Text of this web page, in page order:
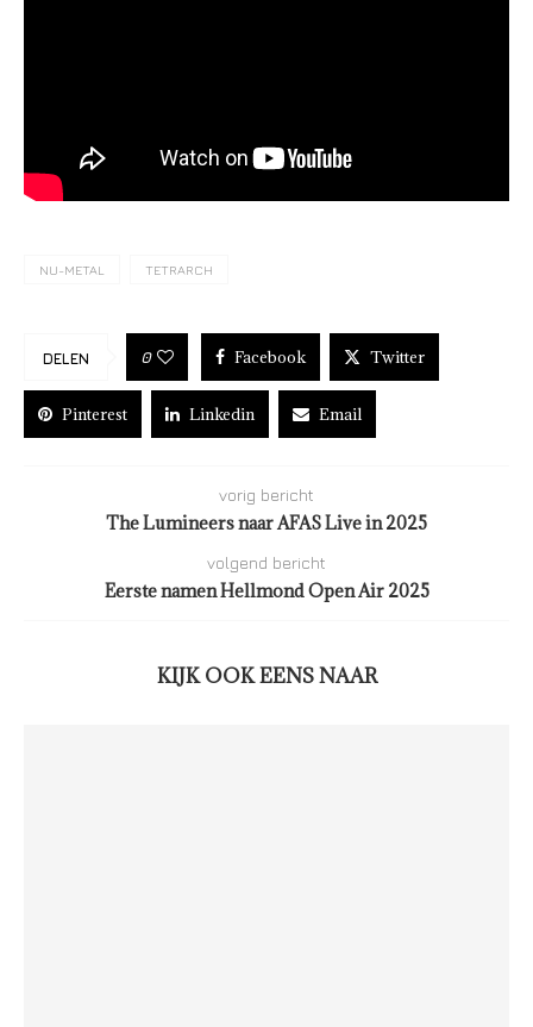
NU-METAL TETRARCH
DELEN 0 Facebook Twitter
Pinterest Linkedin Email
vorig bericht
The Lumineers naar AFAS Live in 2025
volgend bericht
Eerste namen Hellmond Open Air 2025
KIJK OOK EENS NAAR